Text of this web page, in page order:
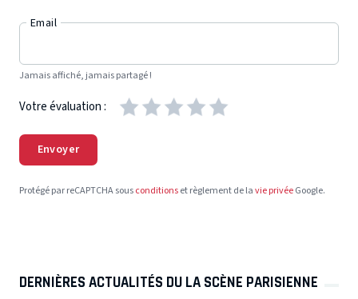
Email
Jamais affiché, jamais partagé !
Votre évaluation :
Envoyer
Protégé par reCAPTCHA sousconditionset règlement de lavie privéeGoogle.
DERNIÈRES ACTUALITÉS DU LA SCÈNE PARISIENNE